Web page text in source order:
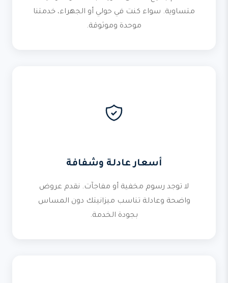
متساوية. سواء كنت في حولي أو الجهراء، خدمتنا
موحدة وموثوقة.
أسعار عادلة وشفافة
لا توجد رسوم مخفية أو مفاجآت. نقدم عروض
واضحة وعادلة تناسب ميزانيتك دون المساس
بجودة الخدمة.